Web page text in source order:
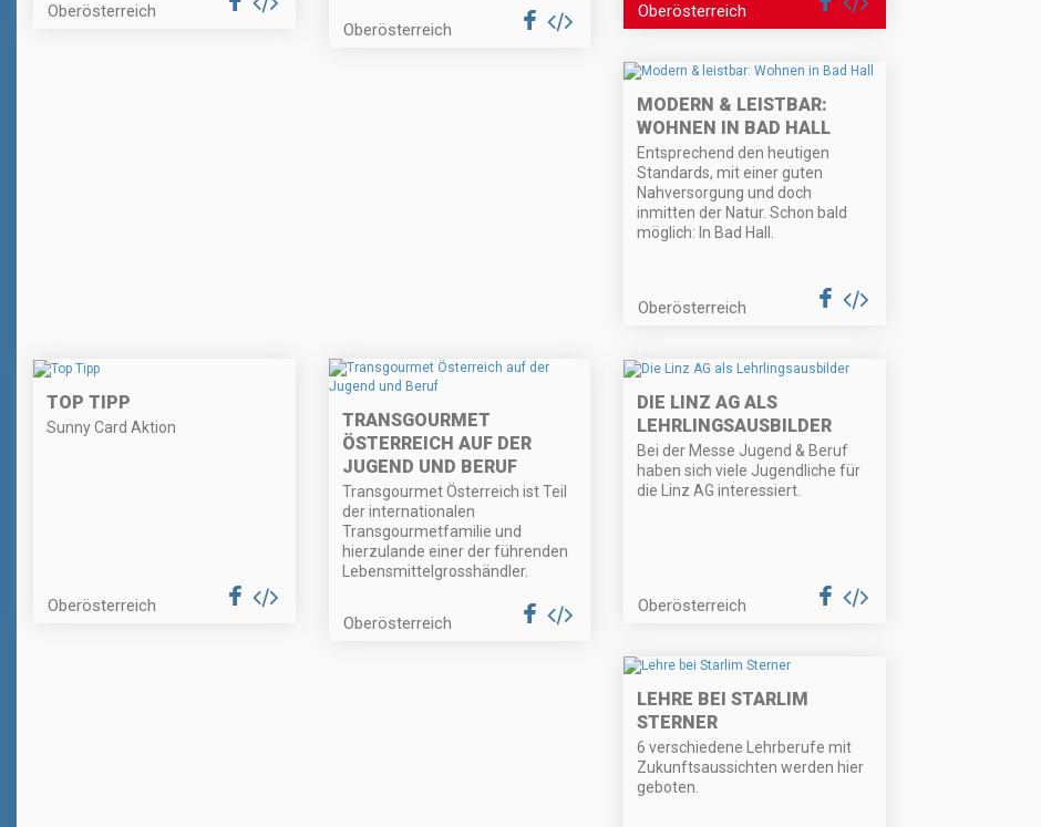
Oberösterreich
Oberösterreich
Oberösterreich
MODERN & LEISTBAR:
WOHNEN IN BAD HALL
Entsprechend den heutigen
Standards, mit einer guten
Nahversorgung und doch
inmitten der Natur. Schon bald
möglich: In Bad Hall.
Oberösterreich
TOP TIPP
Sunny Card Aktion
Oberösterreich
TRANSGOURMET
ÖSTERREICH AUF DER
JUGEND UND BERUF
Transgourmet Österreich ist Teil
der internationalen
Transgourmetfamilie und
hierzulande einer der führenden
Lebensmittelgrosshändler.
Oberösterreich
DIE LINZ AG ALS
LEHRLINGSAUSBILDER
Bei der Messe Jugend & Beruf
haben sich viele Jugendliche für
die Linz AG interessiert.
Oberösterreich
LEHRE BEI STARLIM
STERNER
6 verschiedene Lehrberufe mit
Zukunftsaussichten werden hier
geboten.